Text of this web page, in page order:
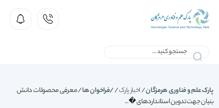
پارک علم و فناوری هرمزگان/اخبار پارک/ فراخوان ها/معرفی محصولات دانش
بنیان جهت تدوین استانداردهای �...